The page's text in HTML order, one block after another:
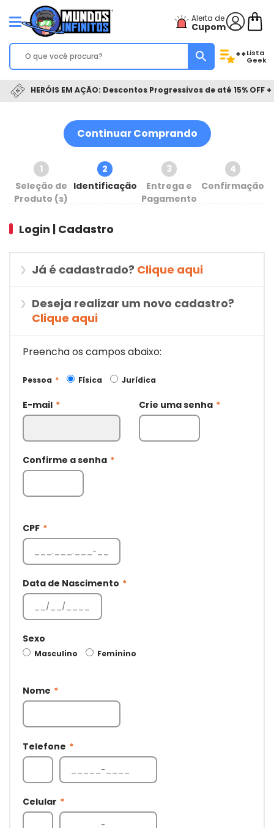
Alerta de
Cupom
**Lista
Geek
HERÓIS EM AÇÃO: Descontos Progressivos de até 15% OFF
Continuar Comprando
1
Seleção de
Produto (s)
2
Identificação
3
Entrega e
Pagamento
4
Confirmação
Login | Cadastro
Já é cadastrado? Clique aqui
Deseja realizar um novo cadastro?
Clique aqui
Preencha os campos abaixo:
Pessoa * Física Jurídica
E-mail * Crie uma senha *
Confirme a senha *
CPF *
Data de Nascimento *
Sexo
Masculino Feminino
Nome *
Telefone *
Celular *